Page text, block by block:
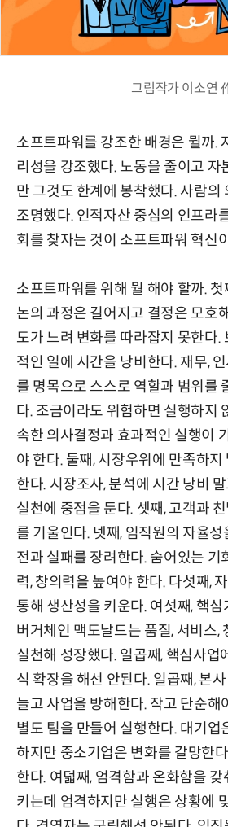
그림작가 이소연
소프트파워를 강조한 배경은 뭘까.
리성을 강조했다. 노동을 줄이고 자
만 그것도 한계에 봉착했다. 사람의
조명했다. 인적자산 중심의 인프라
회를 찾자는 것이 소프트파워 혁신
소프트파워를 위해 뭘 해야 할까.
논의 과정은 길어지고 결정은 모호
도가 느려 변화를 따라잡지 못한다.
적인 일에 시간을 낭비한다. 재무,
를 명목으로 스스로 역할과 범위를
다. 조금이라도 위험하면 실행하지
속한 의사결정과 효과적인 실행이
야 한다. 둘째, 시장우위에 만족하
한다. 시장조사, 분석에 시간 낭비
실천에 중점을 둔다. 셋째, 고객과
를 기울인다. 넷째, 임직원의 자율
전과 실패를 장려한다. 숨어있는 기
력, 창의력을 높여야 한다. 다섯째,
통해 생산성을 키운다. 여섯째, 핵
버거체인 맥도날드는 품질, 서비스,
실천해 성장했다. 일곱째, 핵심사업
식 확장을 해선 안된다. 일곱째, 본
늘고 사업을 방해한다. 작고 단순해
별도 팀을 만들어 실행한다. 대기업
하지만 중소기업은 변화를 갈망한
한다. 여덟째, 엄격함과 온화함을 갖
키는데 엄격하지만 실행은 상황에